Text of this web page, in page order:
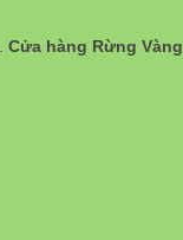
Cửa hàng Rừng Vàng